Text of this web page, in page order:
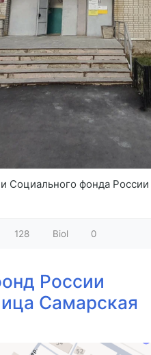
Социального фонда
128 Biol 0
России
Самарская